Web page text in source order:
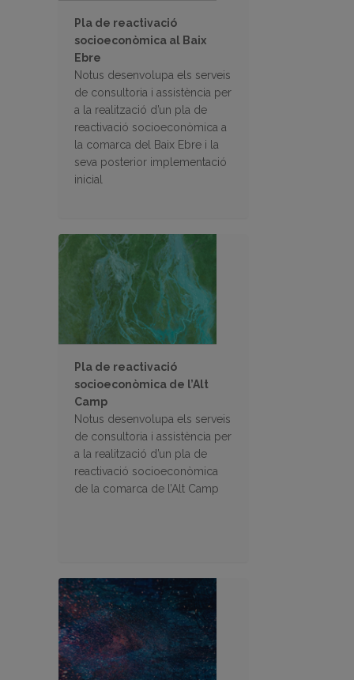
Pla de reactivació
socioeconòmica al Baix
Ebre
Notus desenvolupa els serveis
de consultoria i assistència per
a la realització d’un pla de
reactivació socioeconòmica a
la comarca del Baix Ebre i la
seva posterior implementació
inicial
Pla de reactivació
socioeconòmica de l’Alt
Camp
Notus desenvolupa els serveis
de consultoria i assistència per
a la realització d’un pla de
reactivació socioeconòmica
de la comarca de l’Alt Camp